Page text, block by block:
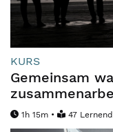
KURS
Gemeinsam
1h 15m • 47